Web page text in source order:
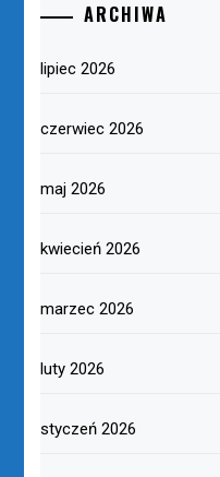
ARCHIWA
lipiec 2026
czerwiec 2026
maj 2026
kwiecień 2026
marzec 2026
luty 2026
styczeń 2026